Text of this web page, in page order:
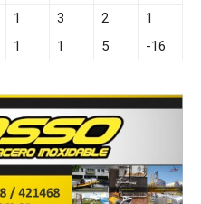
1 3 2
1
1 1 5 -16